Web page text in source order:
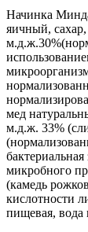
Начинка
яичный,
мед
м.д.ж. 33%
микробного
(камедь
кислотности
пищевая, вода